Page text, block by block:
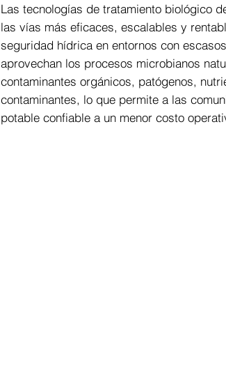
Las tecnologías de tratamiento biológico
las vías más eficaces, escalables y
seguridad hídrica en entornos con
aprovechan los procesos microbianos
contaminantes orgánicos, patógenos,
contaminantes, lo que permite a las
potable confiable a un menor costo